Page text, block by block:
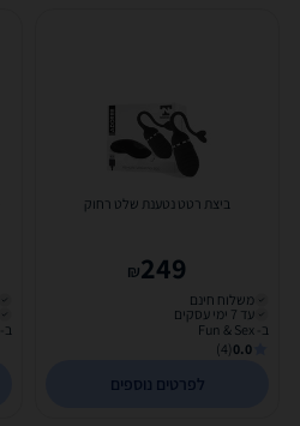
ביצת רטט נטענת שלט רחוק
249
₪
משלוח חינם
עד 7 ימי עסקים
ב- Fun & Sex
0.0
(4)
לפרטים נוספים
ב- FetishDeal